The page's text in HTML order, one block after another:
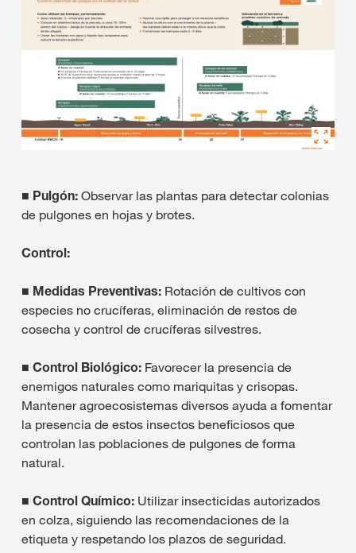
■ Pulgón: Observar las plantas para detectar colonias
de pulgones en hojas y brotes.
Control:
■ Medidas Preventivas: Rotación de cultivos con
especies no crucíferas, eliminación de restos de
cosecha y control de crucíferas silvestres.
■ Control Biológico: Favorecer la presencia de
enemigos naturales como mariquitas y crisopas.
Mantener agroecosistemas diversos ayuda a fomentar
la presencia de estos insectos beneficiosos que
controlan las poblaciones de pulgones de forma
natural.
■ Control Químico: Utilizar insecticidas autorizados
en colza, siguiendo las recomendaciones de la
etiqueta y respetando los plazos de seguridad.